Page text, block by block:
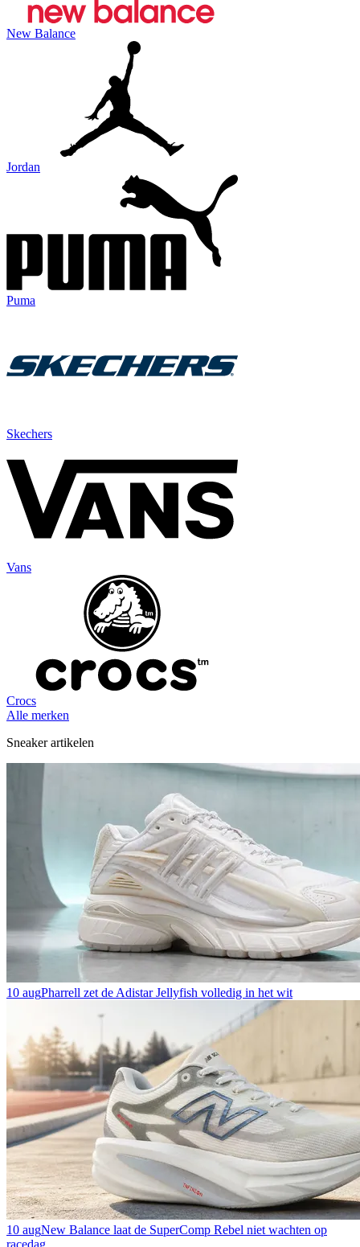
New Balance
Jordan
Puma
Skechers
Vans
Crocs
Alle merken
Sneaker artikelen
10 augPharrell zet de Adistar Jellyfish volledig in het wit
10 augNew Balance laat de SuperComp Rebel niet wachten op
racedag